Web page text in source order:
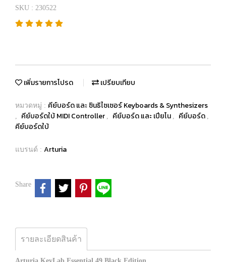
SKU : 230522
เพิ่มรายการโปรด เปรียบเทียบ
หมวดหมู่ : คีย์บอร์ด และ ซินธิไซเซอร์ Keyboards & Synthesizers
, คีย์บอร์ดใบ้ MIDI Controller , คีย์บอร์ด และ เปียโน , คีย์บอร์ด ,
คีย์บอร์ดใบ้
แบรนด์ : Arturia
Share
รายละเอียดสินค้า
Arturia KeyLab Essential 49 Black Edition